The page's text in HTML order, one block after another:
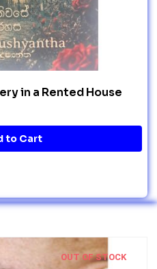
in a Rented House
to Cart
OUT OF STOCK